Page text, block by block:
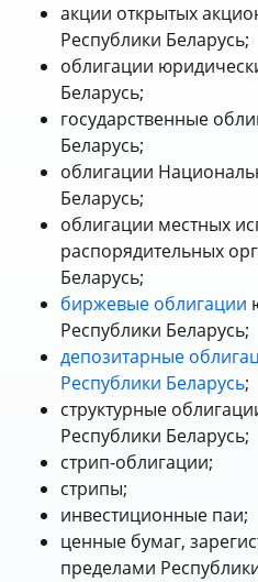
акции открытых
Республики Беларусь;
облигации
Беларусь;
государственные
Беларусь;
облигации
Беларусь;
облигации местных
распорядительных
Беларусь;
биржевые облигации
Республики Беларусь;
депозитарные
Республики Беларусь;
структурные
Республики Беларусь;
стрип-облигации;
стрипы;
инвестиционные паи;
ценные бумаг,
пределами